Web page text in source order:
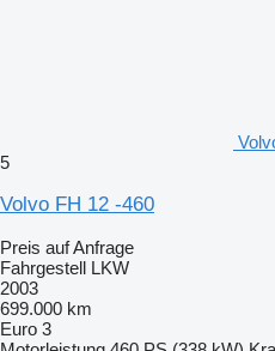
5
Volvo FH 12 -460
Preis auf Anfrage
Fahrgestell LKW
2003
699.000 km
Euro 3